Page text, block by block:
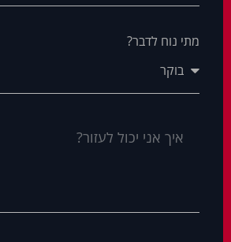
מתי נוח לדבר?